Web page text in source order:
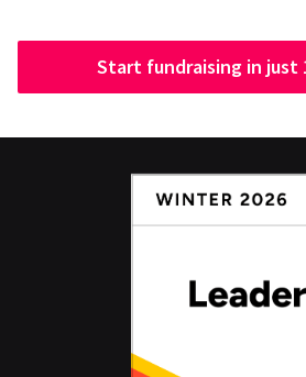
Start fundraising in just